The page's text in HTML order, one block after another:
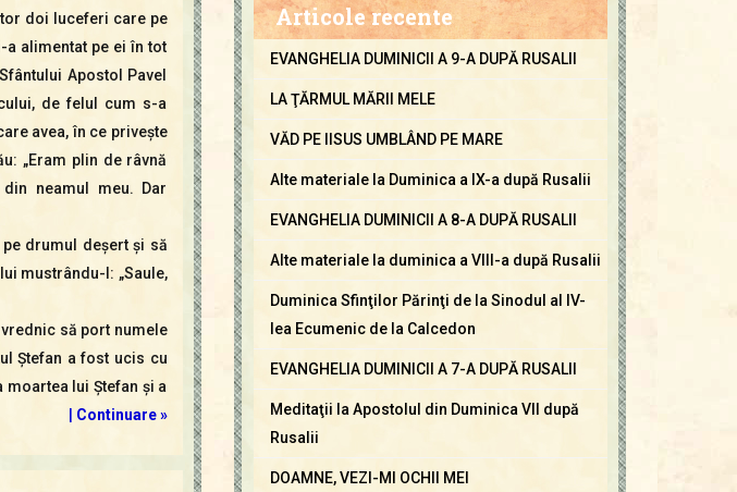
doi luceferi care pe
a alimentat pe ei în tot
Apostol Pavel
de felul cum s-a
avea, în ce priveşte
„Eram plin de râvnă
neamul meu. Dar
drumul deşert şi să
mustrându-l: „Saule,
să port numele
Ştefan a fost ucis cu
lui Ştefan şi a
| Continuare »
Articole recente
EVANGHELIA DUMINICII A 9-A DUPĂ RUSALII
LA ŢĂRMUL MĂRII MELE
VĂD PE IISUS UMBLÂND PE MARE
Alte materiale la Duminica a IX-a după Rusalii
EVANGHELIA DUMINICII A 8-A DUPĂ RUSALII
Alte materiale la duminica a VIII-a după Rusalii
Duminica Sfinţilor Părinţi de la Sinodul al IV-
lea Ecumenic de la Calcedon
EVANGHELIA DUMINICII A 7-A DUPĂ RUSALII
Meditaţii la Apostolul din Duminica VII după
Rusalii
DOAMNE, VEZI-MI OCHII MEI